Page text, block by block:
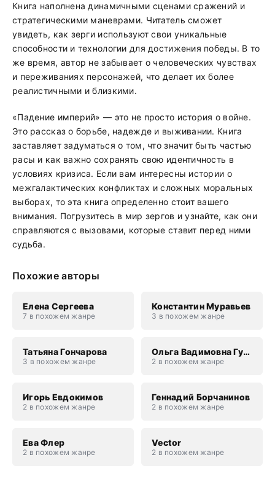
Книга наполнена динамичными сценами сражений и
стратегическими маневрами. Читатель сможет
увидеть, как зерги используют свои уникальные
способности и технологии для достижения победы. В то
же время, автор не забывает о человеческих чувствах
и переживаниях персонажей, что делает их более
реалистичными и близкими.
«Падение империй» — это не просто история о войне.
Это рассказ о борьбе, надежде и выживании. Книга
заставляет задуматься о том, что значит быть частью
расы и как важно сохранять свою идентичность в
условиях кризиса. Если вам интересны истории о
межгалактических конфликтах и сложных моральных
выборах, то эта книга определенно стоит вашего
внимания. Погрузитесь в мир зергов и узнайте, как они
справляются с вызовами, которые ставит перед ними
судьба.
Похожие авторы
Елена Сергеева
7 в похожем жанре
Константин Муравьев
3 в похожем жанре
Татьяна Гончарова
3 в похожем жанре
Ольга Вадимовна Гусейнова
2 в похожем жанре
Игорь Евдокимов
2 в похожем жанре
Геннадий Борчанинов
2 в похожем жанре
Ева Флер
2 в похожем жанре
Vector
2 в похожем жанре